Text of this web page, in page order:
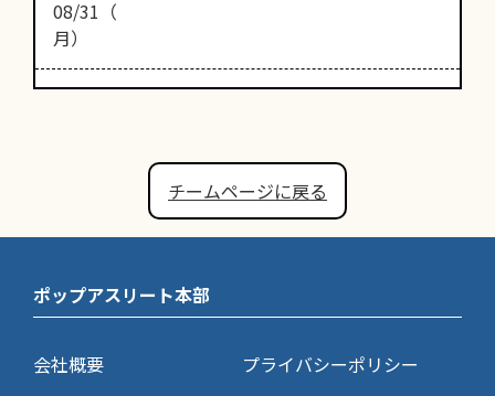
08/31（
月）
チームページに戻る
ポップアスリート本部
会社概要
プライバシーポリシー